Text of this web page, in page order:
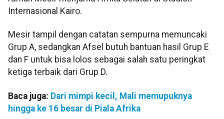
Internasional Kairo.
Mesir tampil dengan catatan sempurna memuncaki
Grup A, sedangkan Afsel butuh bantuan hasil Grup E
dan F untuk bisa lolos sebagai salah satu peringkat
ketiga terbaik dari Grup D.
Baca juga: Dari mimpi kecil, Mali memupuknya
hingga ke 16 besar di Piala Afrika